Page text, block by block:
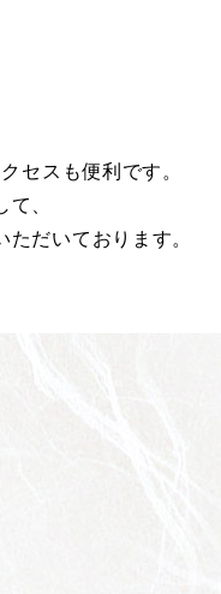
セスも便利です。
、
だいております。